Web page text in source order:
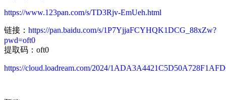
https://www.123pan.com/s/TD3Rjv-EmUeh.html
链接： https://pan.baidu.com/s/1P7YjjaFCYHQK1DCG_88xZw?
pwd=oft0
提取码：oft0
https://cloud.loadream.com/2024/